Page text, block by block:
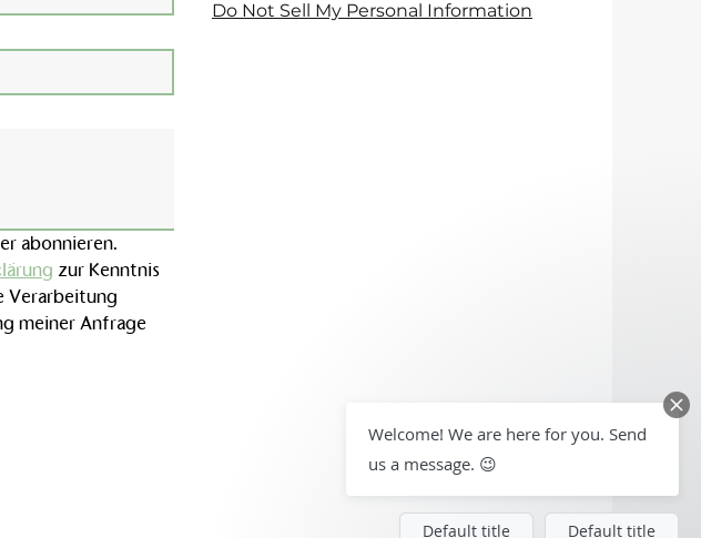
abonnieren.
zur Kenntnis
Verarbeitung
meiner Anfrage
Do Not Sell My Personal Information
Welcome! We are here for you. Send
us a message. 😉
Default title Default title